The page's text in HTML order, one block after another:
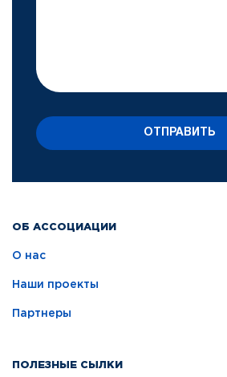
ОБ АССОЦИАЦИИ
О нас
Наши проекты
Партнеры
ПОЛЕЗНЫЕ СЫЛКИ
ОТПРАВИТЬ